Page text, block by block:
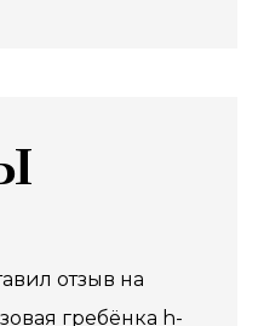
отзыв на
гребёнка h-